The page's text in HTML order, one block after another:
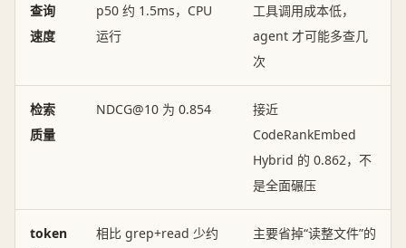
查询
速度
p50 约 1.5ms，CPU
运行
工具调用成本低，
agent 才可能多查几
次
检索
质量
NDCG@10 为 0.854
接近
CodeRankEmbed
Hybrid 的 0.862，不
是全面碾压
token
相比 grep+read 少约
主要省掉“读整文件”的